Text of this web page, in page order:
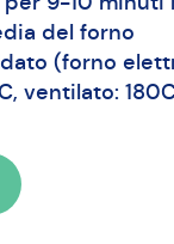
del forno
(forno
ventilato: